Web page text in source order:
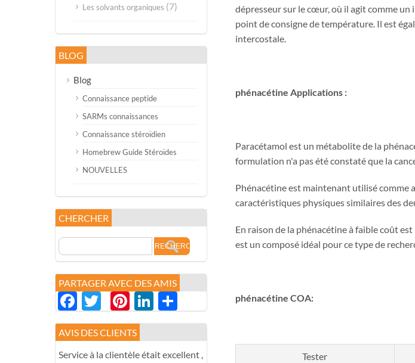
dépresseur sur le cœur, où il agit comme
point de consigne de température. Il est
intercostale.
phénacétine Applications :
Paracétamol est un métabolite de la
formulation n'a pas été constaté que la
Phénacétine est maintenant utilisé comme
caractéristiques physiques similaires des
En raison de la phénacétine à faible coût
est un composé idéal pour ce type de
phénacétine COA:
Tester
Les solvants organiques (7)
BLOG
Blog
Connaissance peptide
SARMs connaissances
Connaissance stéroïdien
Homebrew Guide Stéroïdes
NOUVELLES
CHERCHER
PARTAGER AVEC DES AMIS
Facebook
Twitter
Pinterest
LinkedIn
享
AVIS DES CLIENTS
Service à la clientèle était excellent ,